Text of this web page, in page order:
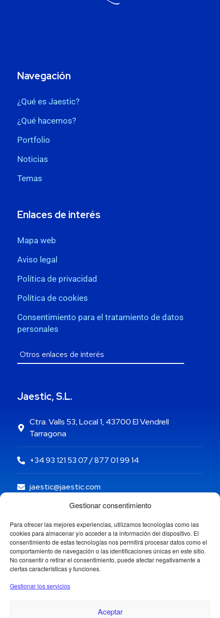
Gestionar consentimiento
Para ofrecer las mejores experiencias, utilizamos tecnologías como las
cookies para almacenar y/o acceder a la información del dispositivo. El
consentimiento de estas tecnologías nos permitirá procesar datos como el
comportamiento de navegación o las identificaciones únicas en este sitio.
No consentir o retirar el consentimiento, puede afectar negativamente a
ciertas características y funciones.
Gestionar los servicios
Aceptar
Navegación
¿Qué es Jaestic?
¿Qué hacemos?
Portfolio
Noticias
Temas
Enlaces de interés
Mapa web
Aviso legal
Política de privacidad
Política de cookies
Consentimiento para el tratamiento de datos
personales
Jaestic, S.L.
Ctra. Valls 53, Local 1, 43700 El Vendrell
Tarragona
+34 93 121 53 07 / 877 01 99 14
jaestic@jaestic.com